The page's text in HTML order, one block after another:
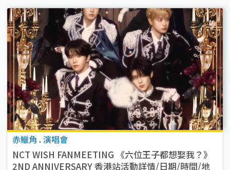
赤鱲角 . 演唱會
NCT WISH FANMEETING 《六位王子都想娶我？》
2ND ANNIVERSARY 香港站活動詳情/日期/時間/地